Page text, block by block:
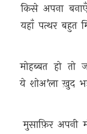
किसे अपना
यहाँ पत्थर बहुत
मोहब्बत हो तो
ये शोअ'ला ख़ुद
मुसाफ़िर अपनी